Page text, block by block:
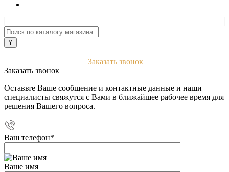
Заказать звонок
Заказать звонок
Оставьте Ваше сообщение и контактные данные и наши
специалисты свяжутся с Вами в ближайшее рабочее время для
решения Вашего вопроса.
Ваш телефон*
Ваше имя